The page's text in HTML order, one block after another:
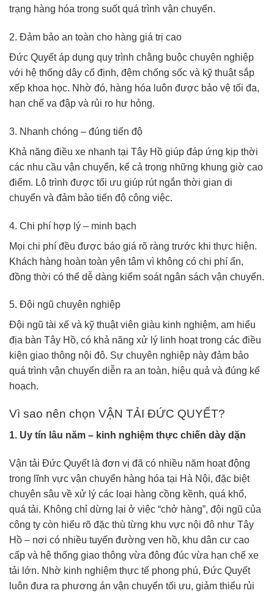
trạng hàng hóa trong suốt quá trình vận chuyển.
2. Đảm bảo an toàn cho hàng giá trị cao
Đức Quyết áp dụng quy trình chằng buộc chuyên nghiệp
với hệ thống dây cố định, đệm chống sốc và kỹ thuật sắp
xếp khoa học. Nhờ đó, hàng hóa luôn được bảo vệ tối đa,
hạn chế va đập và rủi ro hư hỏng.
3. Nhanh chóng – đúng tiến độ
Khả năng điều xe nhanh tại Tây Hồ giúp đáp ứng kịp thời
các nhu cầu vận chuyển, kể cả trong những khung giờ cao
điểm. Lộ trình được tối ưu giúp rút ngắn thời gian di
chuyển và đảm bảo tiến độ công việc.
4. Chi phí hợp lý – minh bạch
Mọi chi phí đều được báo giá rõ ràng trước khi thực hiện.
Khách hàng hoàn toàn yên tâm vì không có chi phí ẩn,
đồng thời có thể dễ dàng kiểm soát ngân sách vận chuyển.
5. Đội ngũ chuyên nghiệp
Đội ngũ tài xế và kỹ thuật viên giàu kinh nghiệm, am hiểu
địa bàn Tây Hồ, có khả năng xử lý linh hoạt trong các điều
kiện giao thông nội đô. Sự chuyên nghiệp này đảm bảo
quá trình vận chuyển diễn ra an toàn, hiệu quả và đúng kế
hoạch.
Vì sao nên chọn VẬN TẢI ĐỨC QUYẾT?
1. Uy tín lâu năm – kinh nghiệm thực chiến dày dặn
Vận tải Đức Quyết là đơn vị đã có nhiều năm hoạt động
trong lĩnh vực vận chuyển hàng hóa tại Hà Nội, đặc biệt
chuyên sâu về xử lý các loại hàng cồng kềnh, quá khổ,
quá tải. Không chỉ dừng lại ở việc “chở hàng”, đội ngũ của
công ty còn hiểu rõ đặc thù từng khu vực nội đô như Tây
Hồ – nơi có nhiều tuyến đường ven hồ, khu dân cư cao
cấp và hệ thống giao thông vừa đông đúc vừa hạn chế xe
tải lớn. Nhờ kinh nghiệm thực tế phong phú, Đức Quyết
luôn đưa ra phương án vận chuyển tối ưu, giảm thiểu rủi